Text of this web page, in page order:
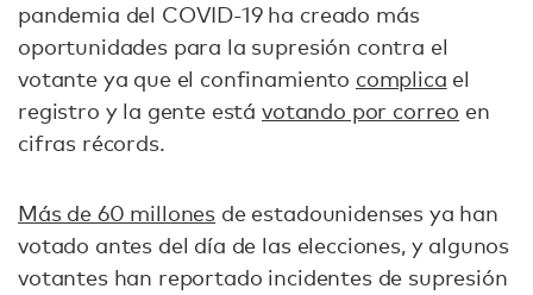
pandemia del COVID-19 ha creado más
oportunidades para la supresión contra el
votante ya que el confinamiento complica el
registro y la gente está votando por correo en
cifras récords.
Más de 60 millones de estadounidenses ya han
votado antes del día de las elecciones, y algunos
votantes han reportado incidentes de supresión